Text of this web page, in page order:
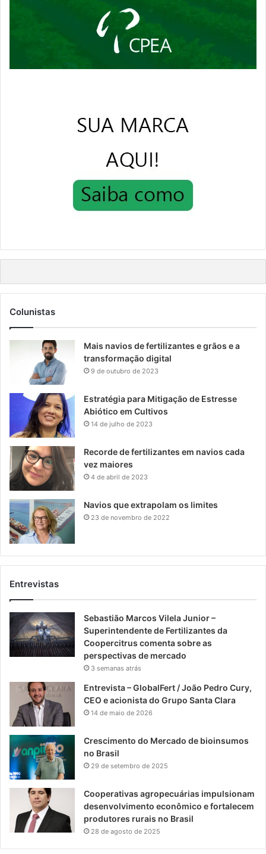
Colunistas
Mais navios de fertilizantes e grãos e a
transformação digital
9 de outubro de 2023
Estratégia para Mitigação de Estresse
Abiótico em Cultivos
14 de julho de 2023
Recorde de fertilizantes em navios cada
vez maiores
4 de abril de 2023
Navios que extrapolam os limites
23 de novembro de 2022
Entrevistas
Sebastião Marcos Vilela Junior –
Superintendente de Fertilizantes da
Coopercitrus comenta sobre as
perspectivas de mercado
3 semanas atrás
Entrevista – GlobalFert / João Pedro Cury,
CEO e acionista do Grupo Santa Clara
14 de maio de 2026
Crescimento do Mercado de bioinsumos
no Brasil
29 de setembro de 2025
Cooperativas agropecuárias impulsionam
desenvolvimento econômico e fortalecem
produtores rurais no Brasil
28 de agosto de 2025